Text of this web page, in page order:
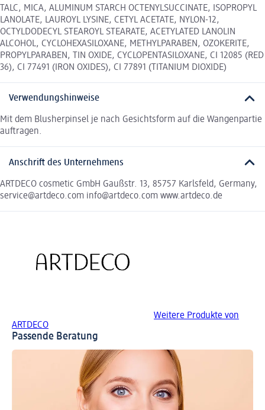
TALC, MICA, ALUMINUM STARCH OCTENYLSUCCINATE, ISOPROPYL
LANOLATE, LAUROYL LYSINE, CETYL ACETATE, NYLON-12,
OCTYLDODECYL STEAROYL STEARATE, ACETYLATED LANOLIN
ALCOHOL, CYCLOHEXASILOXANE, METHYLPARABEN, OZOKERITE,
PROPYLPARABEN, TIN OXIDE, CYCLOPENTASILOXANE, CI 12085 (RED
36), CI 77491 (IRON OXIDES), CI 77891 (TITANIUM DIOXIDE)
Verwendungshinweise
Mit dem Blusherpinsel je nach Gesichtsform auf die Wangenpartie
auftragen.
Anschrift des Unternehmens
ARTDECO cosmetic GmbH Gaußstr. 13, 85757 Karlsfeld, Germany,
service@artdeco.com info@artdeco.com www.artdeco.de
Weitere Produkte von
ARTDECO
Passende Beratung